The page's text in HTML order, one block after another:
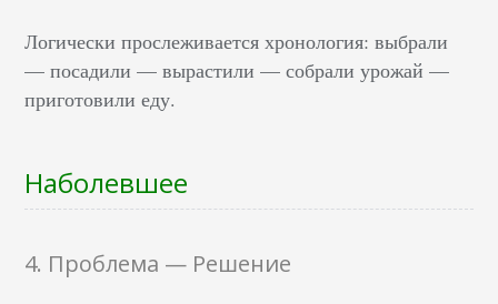
Логически прослеживается хронология: выбрали
— посадили — вырастили — собрали урожай —
приготовили еду.
Наболевшее
4. Проблема — Решение